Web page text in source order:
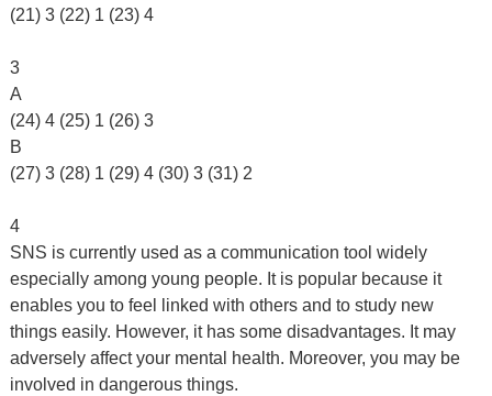
(21) 3 (22) 1 (23) 4
3
A
(24) 4 (25) 1 (26) 3
B
(27) 3 (28) 1 (29) 4 (30) 3 (31) 2
4
SNS is currently used as a communication tool widely
especially among young people. It is popular because it
enables you to feel linked with others and to study new
things easily. However, it has some disadvantages. It may
adversely affect your mental health. Moreover, you may be
involved in dangerous things.